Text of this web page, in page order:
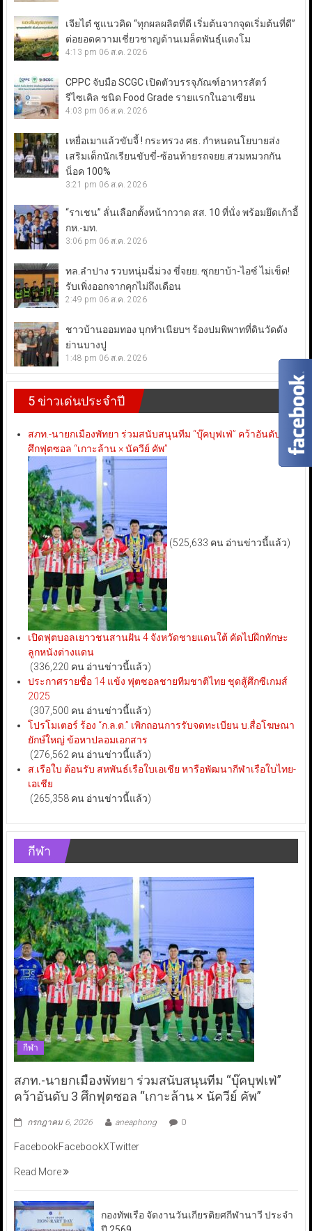
เจียไต๋ ชูแนวคิด “ทุกผลผลิตที่ดี เริ่มต้นจากจุดเริ่มต้นที่ดี”
ต่อยอดความเชี่ยวชาญด้านเมล็ดพันธุ์แตงโม
4:13 pm 06 ส.ค. 2026
CPPC จับมือ SCGC เปิดตัวบรรจุภัณฑ์อาหารสัตว์
รีไซเคิล ชนิด Food Grade รายแรกในอาเซียน
4:03 pm 06 ส.ค. 2026
เหยื่อเมาแล้วขับจี้ ! กระทรวง ศธ. กำหนดนโยบายส่ง
เสริมเด็กนักเรียนขับขี่-ซ้อนท้ายรถจยย.สวมหมวกกัน
น็อค 100%
3:21 pm 06 ส.ค. 2026
“ราเชน” ลั่นเลือกตั้งหน้ากวาด สส. 10 ที่นั่ง พร้อมยึดเก้าอี้
กห.-มท.
3:06 pm 06 ส.ค. 2026
ทล.ลำปาง รวบหนุ่มฉี่ม่วง ขี่จยย. ซุกยาบ้า-ไอซ์ ไม่เข็ด!
รับเพิ่งออกจากคุกไม่ถึงเดือน
2:49 pm 06 ส.ค. 2026
ชาวบ้านออมทอง บุกทำเนียบฯ ร้องปมพิพาทที่ดินวัดดัง
ย่านบางปู
1:48 pm 06 ส.ค. 2026
5 ข่าวเด่นประจำปี
สภท.-นายกเมืองพัทยา ร่วมสนับสนุนทีม “บุ๊คบุฟเฟ่” คว้าอันดับ 3
ศึกฟุตซอล “เกาะล้าน × นัควีย์ คัพ”
(525,633 คน อ่านข่าวนี้แล้ว)
เปิดฟุตบอลเยาวชนสานฝัน 4 จังหวัดชายแดนใต้ คัดไปฝึกทักษะ
ลูกหนังต่างแดน
(336,220 คน อ่านข่าวนี้แล้ว)
ประกาศรายชื่อ 14 แข้ง ฟุตซอลชายทีมชาติไทย ชุดสู้ศึกซีเกมส์
2025
(307,500 คน อ่านข่าวนี้แล้ว)
โปรโมเตอร์ ร้อง “ก.ล.ต.” เพิกถอนการรับจดทะเบียน บ.สื่อโฆษณา
ยักษ์ใหญ่ ข้อหาปลอมเอกสาร
(276,562 คน อ่านข่าวนี้แล้ว)
ส.เรือใบ ต้อนรับ สหพันธ์เรือใบเอเชีย หารือพัฒนากีฬาเรือใบไทย-
เอเชีย
(265,358 คน อ่านข่าวนี้แล้ว)
กีฬา
กีฬา
สภท.-นายกเมืองพัทยา ร่วมสนับสนุนทีม “บุ๊คบุฟเฟ่”
คว้าอันดับ 3 ศึกฟุตซอล “เกาะล้าน × นัควีย์ คัพ”
กรกฎาคม 6, 2026 aneaphong 0
FacebookFacebookXTwitter
Read More
กองทัพเรือ จัดงานวันเกียรติยศกีฬานาวี ประจำ